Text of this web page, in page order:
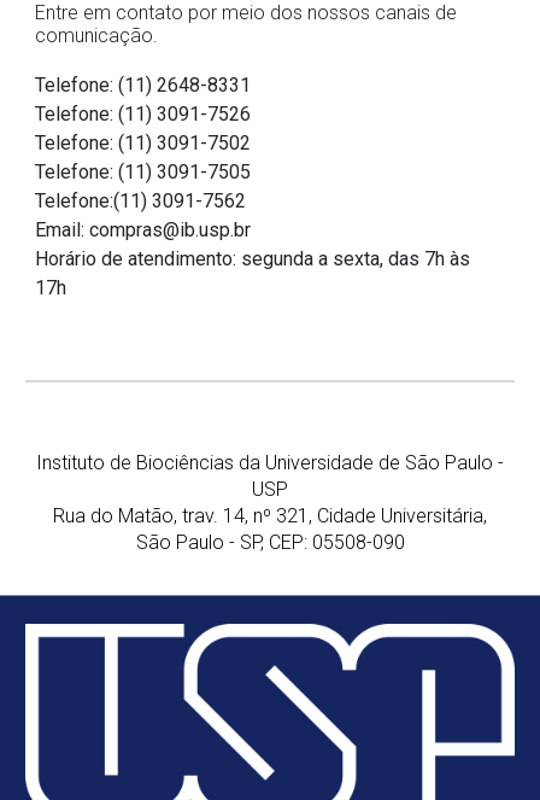
Entre em contato por meio dos nossos canais de
comunicação.
Telefone: (11) 2648-8331
Telefone: (11) 3091-7526
Telefone: (11) 3091-7502
Telefone: (11) 3091-7505
Telefone:(11) 3091-7562
Email: compras@ib.usp.br
Horário de atendimento: segunda a sexta, das 7h às
17h
Instituto de Biociências da Universidade de São Paulo -
USP
Rua do Matão, trav. 14, nº 321, Cidade Universitária,
São Paulo - SP, CEP: 05508-090